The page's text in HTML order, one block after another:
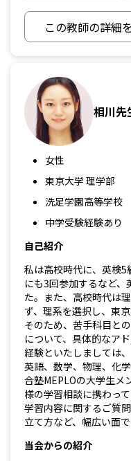
この教師の詳細
相川先
女性
東京大学 理学部
洗足学園高等学校
中学受験経験あり
自己紹介
私は高校時代に、英検
にも3回参加するなど
た。また、高校時代は
ず、理系を選択し、東
そのため、苦手科目と
について、具体的なア
経験といたしましては
英語、数学、物理、化
合塾MEPLOの大学生メ
様の学習相談に携わっ
学習内容に関するご質
立て方など、幅広い面
当会からの紹介